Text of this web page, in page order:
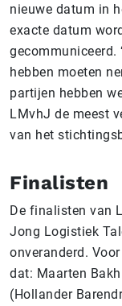
nieuwe datum in
exacte datum
hebben moeten
partijen hebben
LMvhJ de meest
van het
Finalisten
De finalisten van
Jong Logistiek
onveranderd.
dat: Maarten
(Hollander